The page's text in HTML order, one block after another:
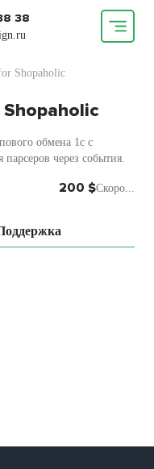
38
Shopaholic
обмена 1с с
через события.
200 $Скоро...